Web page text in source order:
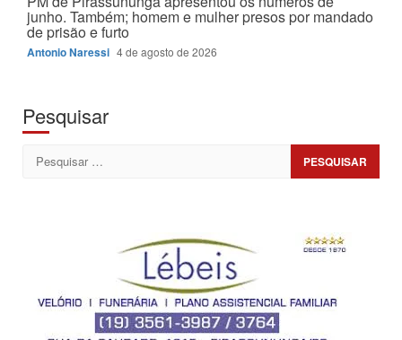
junho. Também; homem e mulher presos por mandado
de prisão e furto
Antonio Naressi 4 de agosto de 2026
Pesquisar
Pesquisar